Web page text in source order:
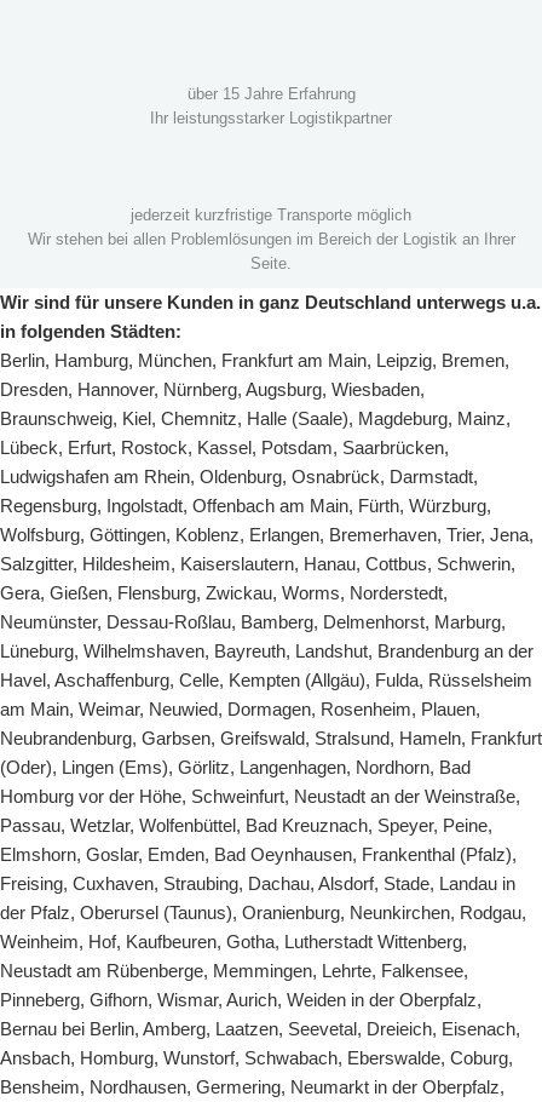
über 15 Jahre Erfahrung
Ihr leistungsstarker Logistikpartner
jederzeit kurzfristige Transporte möglich
Wir stehen bei allen Problemlösungen im Bereich der Logistik an Ihrer
Seite.
Wir sind für unsere Kunden in ganz Deutschland unterwegs u.a.
in folgenden Städten:
Berlin, Hamburg, München, Frankfurt am Main, Leipzig, Bremen,
Dresden, Hannover, Nürnberg, Augsburg, Wiesbaden,
Braunschweig, Kiel , Chemnitz, Halle (Saale), Magdeburg, Mainz,
Lübeck, Erfurt, Rostock, Kassel , Potsdam, Saarbrücken,
Ludwigshafen am Rhein, Oldenburg, Osnabrück, Darmstadt,
Regensburg, Ingolstadt, Offenbach am Main, Fürth, Würzburg,
Wolfsburg, Göttingen, Koblenz, Erlangen, Bremerhaven, Trier, Jena,
Salzgitter, Hildesheim, Kaiserslautern, Hanau, Cottbus, Schwerin,
Gera, Gießen, Flensburg, Zwickau, Worms, Norderstedt,
Neumünster, Dessau-Roßlau, Bamberg, Delmenhorst, Marburg,
Lüneburg, Wilhelmshaven, Bayreuth, Landshut, Brandenburg an der
Havel , Aschaffenburg, Celle, Kempten (Allgäu), Fulda, Rüsselsheim
am Main, Weimar, Neuwied, Dormagen, Rosenheim, Plauen,
Neubrandenburg, Garbsen, Greifswald, Stralsund, Hameln, Frankfurt
(Oder), Lingen (Ems), Görlitz, Langenhagen, Nordhorn, Bad
Homburg vor der Höhe, Schweinfurt, Neustadt an der Weinstraße,
Passau, Wetzlar, Wolfenbüttel , Bad Kreuznach, Speyer, Peine,
Elmshorn, Goslar, Emden, Bad Oeynhausen, Frankenthal (Pfalz),
Freising, Cuxhaven, Straubing, Dachau, Alsdorf, Stade, Landau in
der Pfalz, Oberursel (Taunus), Oranienburg, Neunkirchen, Rodgau,
Weinheim, Hof, Kaufbeuren, Gotha, Lutherstadt Wittenberg,
Neustadt am Rübenberge, Memmingen, Lehrte, Falkensee,
Pinneberg, Gifhorn, Wismar, Aurich, Weiden in der Oberpfalz,
Bernau bei Berlin, Amberg, Laatzen, Seevetal , Dreieich, Eisenach,
Ansbach, Homburg, Wunstorf, Schwabach, Eberswalde, Coburg,
Bensheim, Nordhausen, Germering, Neumarkt in der Oberpfalz,